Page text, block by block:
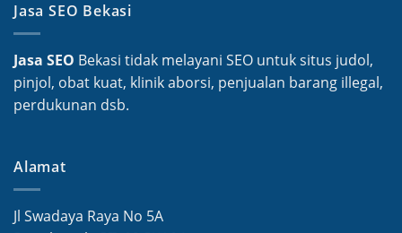
Jasa SEO Bekasi
Jasa SEO Bekasi tidak melayani SEO untuk situs judol,
pinjol, obat kuat, klinik aborsi, penjualan barang illegal,
perdukunan dsb.
Alamat
Jl Swadaya Raya No 5A